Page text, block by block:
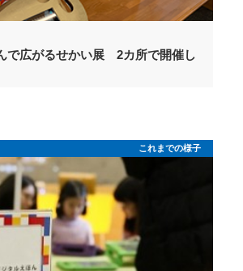
で広がるせかい展 2カ所で開催し
これまでの様子